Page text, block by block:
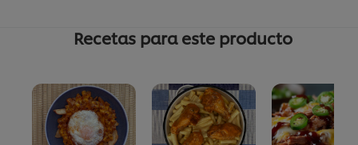
Recetas para este producto